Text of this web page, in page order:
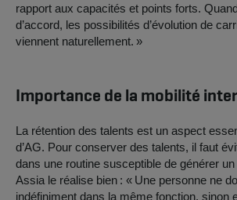
rapport aux capacités et points forts.
d’accord, les possibilités d’évolution de
viennent naturellement. »
Importance de la mobilité
La rétention des talents est un aspect
d’AG. Pour conserver des talents, il faut
dans une routine susceptible de générer
Assia le réalise bien : « Une personne ne
indéfiniment dans la même fonction, sinon